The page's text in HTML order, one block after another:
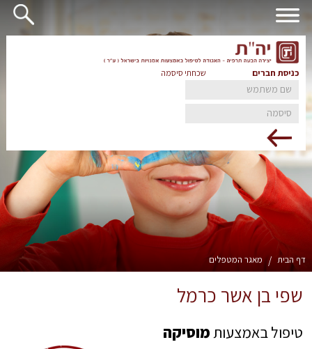
כניסת חברים שכחתי סיסמה
דף הבית / מאגר המטפלים
שפי בן אשר כרמל
טיפול באמצעותמוסיקה